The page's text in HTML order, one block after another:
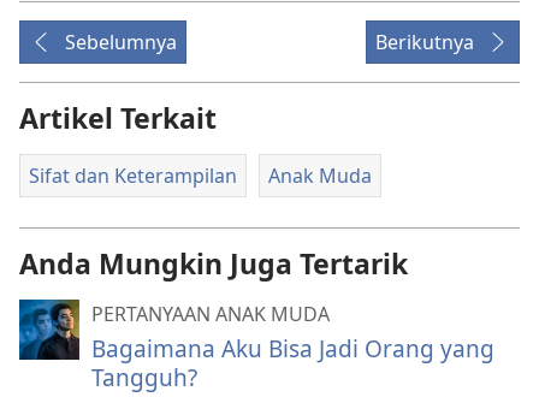
Sebelumnya Berikutnya
Artikel Terkait
Sifat dan Keterampilan Anak Muda
Anda Mungkin Juga Tertarik
PERTANYAAN ANAK MUDA
Bagaimana Aku Bisa Jadi Orang yang
Tangguh?